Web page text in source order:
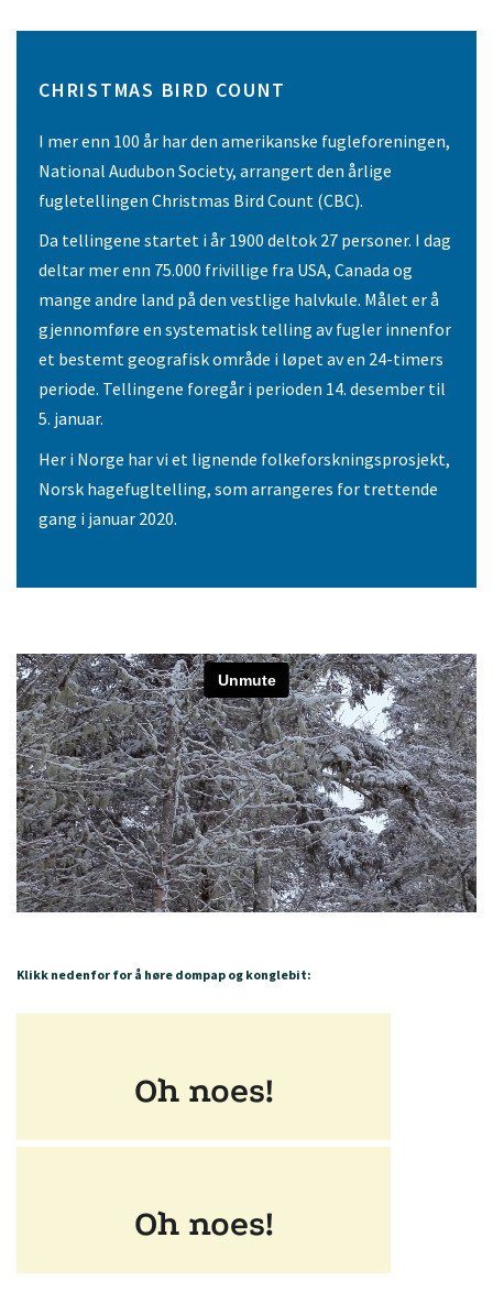
CHRISTMAS BIRD COUNT
I mer enn 100 år har den amerikanske fugleforeningen,
National Audubon Society, arrangert den årlige
fugletellingen Christmas Bird Count (CBC).
Da tellingene startet i år 1900 deltok 27 personer. I dag
deltar mer enn 75.000 frivillige fra USA, Canada og
mange andre land på den vestlige halvkule. Målet er å
gjennomføre en systematisk telling av fugler innenfor
et bestemt geografisk område i løpet av en 24-timers
periode. Tellingene foregår i perioden 14. desember til
5. januar.
Her i Norge har vi et lignende folkeforskningsprosjekt,
Norsk hagefugltelling, som arrangeres for trettende
gang i januar 2020.
Klikk nedenfor for å høre dompap og konglebit: